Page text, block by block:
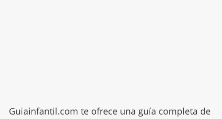
Guiainfantil.com te ofrece una guía completa de